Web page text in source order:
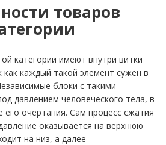
товаров
категории имеют внутри витки
каждый такой элемент сужен в
блоки с такими
давлением человеческого тела, в
его очертания. Сам процесс сжатия
оказывается на верхнюю
на низ, а далее